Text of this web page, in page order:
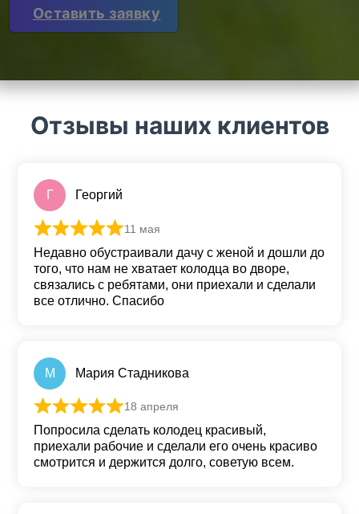
Оставить заявку
Отзывы наших клиентов
Г Георгий
Оценка
11 мая
Недавно обустраивали дачу с женой и дошли до
того, что нам не хватает колодца во дворе,
связались с ребятами, они приехали и сделали
все отлично. Спасибо
М Мария Стадникова
Оценка из 5
18 апреля
Попросила сделать колодец красивый,
приехали рабочие и сделали его очень красиво
смотрится и держится долго, советую всем.